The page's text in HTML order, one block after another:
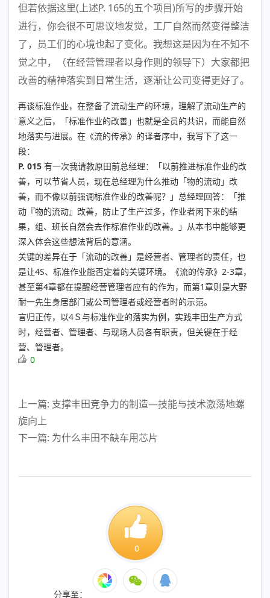
但若依据这里(上述P. 165的五个项目)所写的步骤开始
进行，你会很不可思议地发觉，工厂自然而然变得整洁
了，员工们的心境也起了变化。我想这是因为在不知不
觉之中，（在经营管理者以身作则的领导下）大家都把
改善的精神落实到日常生活，逐渐让公司变得更好了。
再谈标准作业，在整备了流动生产的环境，理解了流动生产的
意义之后，「标准作业的改善」也就是全员的共识，而能自然
地落实与进展。在《流的传承》的译者序中，我写下了这一
段：
P. 015 有一次我请教原田前总经理：「以前推进标准作业的改
善，可以节省人员，现在总经理为什么推动「物的流动」改
善，而不像以前强调标准作业的改善呢？」总经理回答：「推
动『物的流动』改善，防止了生产过多，作业者闲下来的结
果，组、班长自然会去作标准作业的改善。」从本书中能够更
深入体会这些想法背后的意涵。
关键的差异在于「流动的改善」是经营者、管理者的责任，也
是让4S、标准作业能否定着的关键环境。《流的传承》2-3章，
甚至第4章都在提醒经营管理者应有的作为，而第1章则是大野
耐一先生身居部门或公司管理者或经营者时的示范。
言归正传，以4Ｓ与标准作业的落实为例，实践丰田生产方式
时，经营者、管理者、与现场人员各有职责，但关键在于经
营、管理者。
0
上一篇: 支撑丰田竞争力的制造—技能与技术激荡地螺
旋向上
下一篇: 为什么丰田不缺车用芯片
0
分享至：